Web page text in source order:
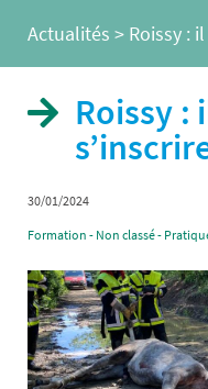
Actualités > Roissy :
Roissy :
30/01/2024
Formation - Non classé -